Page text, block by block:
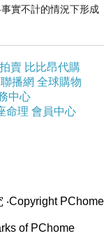
，4 月首爾塔正式更
남산，Namsan ），
實不計的情況下形成
賣 比比昂代購
播網 全球購物
中心
命理 會員中心
‧Copyright PChome
of PChome